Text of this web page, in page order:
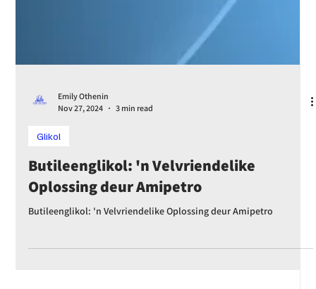
Emily Othenin
Glikol
Butileenglikol: 'n Velvriendelike
Butileenglikol: 'n Velvriendelike Oplossing deur Amipetro